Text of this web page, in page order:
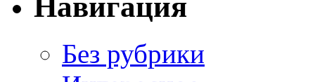
Навигация
Без рубрики